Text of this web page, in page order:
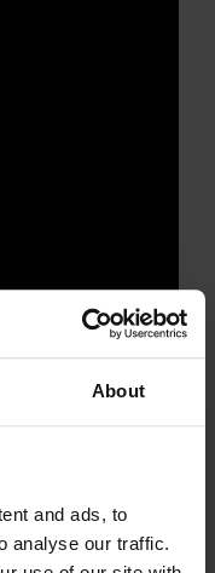
About
and ads, to
analyse our traffic.